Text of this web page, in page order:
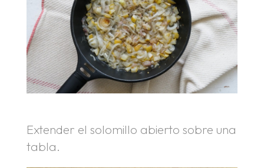
Extender el solomillo abierto sobre una
tabla.